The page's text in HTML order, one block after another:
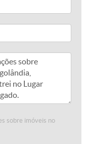
sobre imóveis no